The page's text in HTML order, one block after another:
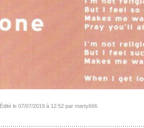
Édité le 07/07/2019 à 12:52 par marty666